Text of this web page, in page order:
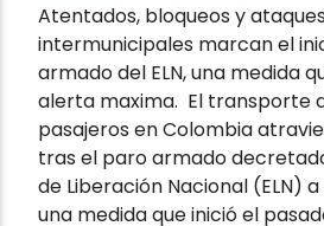
Atentados, bloqueos y
intermunicipales marcan el
armado del ELN, una medida
alerta maxima. El transporte
pasajeros en Colombia
tras el paro armado
de Liberación Nacional (ELN)
una medida que inició el